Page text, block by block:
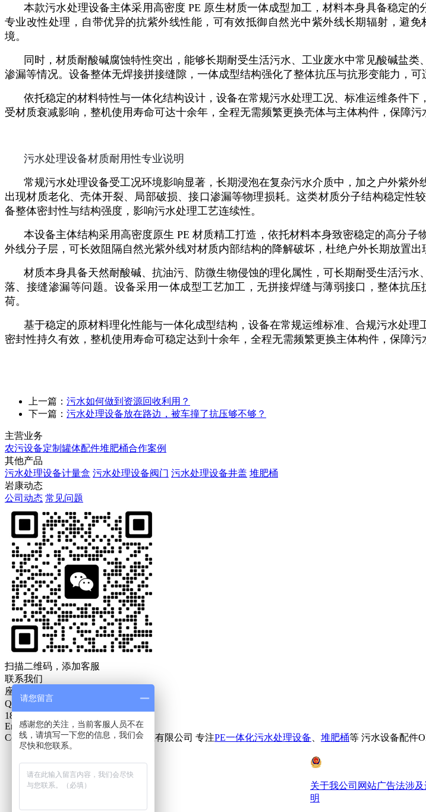
本款污水处理设备主体采用高密度 PE 原生材质一体成型加工，材料本身具备稳定
专业改性处理，自带优异的抗紫外线性能，可有效抵御自然光中紫外线长期辐射，避
境。
同时，材质耐酸碱腐蚀特性突出，能够长期耐受生活污水、工业废水中常见酸碱盐
渗漏等情况。设备整体无焊接拼接缝隙，一体成型结构强化了整体抗压与抗形变能力，
依托稳定的材料特性与一体化结构设计，设备在常规污水处理工况、标准运维条件
受材质衰减影响，整机使用寿命可达十余年，全程无需频繁更换壳体与主体构件，保障污
污水处理设备材质耐用性专业说明
常规污水处理设备受工况环境影响显著，长期浸泡在复杂污水介质中，加之户外紫
出现材质老化、壳体开裂、局部破损、接口渗漏等物理损耗。这类材质分子结构稳定
备整体密封性与结构强度，影响污水处理工艺连续性。
本设备主体结构采用高密度原生 PE 材质精工打造，依托材料本身致密稳定的高分
外线分子层，可长效阻隔自然光紫外线对材质内部结构的降解破坏，杜绝户外长期放置
材质本身具备天然耐酸碱、抗油污、防微生物侵蚀的理化属性，可长期耐受生活污
落、接缝渗漏等问题。设备采用一体成型工艺加工，无拼接焊缝与薄弱接口，整体抗
荷。
基于稳定的原材料理化性能与一体化成型结构，设备在常规运维标准、合规污水处
密封性持久有效，整机使用寿命可稳定达到十余年，全程无需频繁更换主体构件，保障污
上一篇： 污水如何做到资源回收利用？
下一篇： 污水处理设备放在路边，被车撞了抗压够不够？
主营业务
农污设备定制 罐体配件堆肥桶合作案例
其他产品
污水处理设备计量盒 污水处理设备阀门 污水处理设备井盖 堆肥桶
岩康动态
公司动态 常见问题
扫描二维码，添加客服
联系我们
座机：186-5323-9721
Q Q：18653239721
186-5323-9721
Email:18653239721@163.com
Copyright © 2002-2020 青岛岩康塑业有限公司 专注PE一体化污水处理设备 堆肥桶等 污水设备配件
关于我公司网站广告法涉
明
请您留言
感谢您的关注，当前客服人员不在
线，请填写一下您的信息，我们会
尽快和您联系。